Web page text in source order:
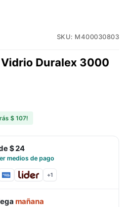
SKU: M400030803
Duralex 3000
$ 107!
$ 24
medios de pago
+1
mañana